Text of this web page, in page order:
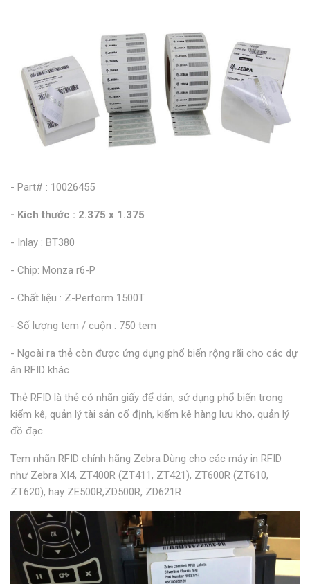
- Part# : 10026455
- Kích thước : 2.375 x 1.375
- Inlay : BT380
- Chip: Monza r6-P
- Chất liệu : Z-Perform 1500T
- Số lượng tem / cuộn : 750 tem
- Ngoài ra thẻ còn được ứng dụng phổ biến rộng rãi cho các dự
án RFID khác
Thẻ RFID là thẻ có nhãn giấy để dán, sử dụng phổ biến trong
kiểm kê, quản lý tài sản cố định, kiểm kê hàng lưu kho, quản lý
đồ đạc...
Tem nhãn RFID chính hãng Zebra Dùng cho các máy in RFID
như Zebra XI4, ZT400R (ZT411, ZT421), ZT600R (ZT610,
ZT620), hay ZE500R,ZD500R, ZD621R